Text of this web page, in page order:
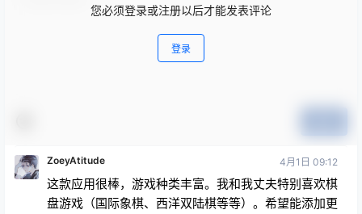
您必须登录或注册以后才能发表评论
登录
ZoeyAtitude 4月1日 09:12
这款应用很棒，游戏种类丰富。我和我丈夫特别喜欢棋
盘游戏（国际象棋、西洋双陆棋等等）。希望能添加更